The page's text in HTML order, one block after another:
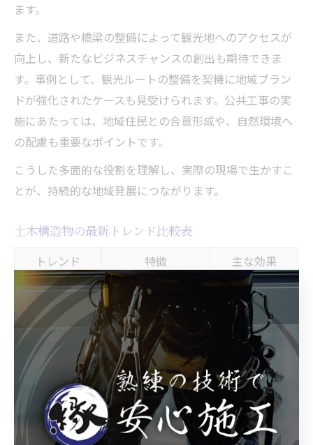
ます。
また、道路や橋梁の整備によって観光地へのアクセスが
向上し、新たなビジネスチャンスの創出も期待できま
す。事例として、観光ルートの整備を契機に地域ブラン
ドが強化されたケースも見受けられます。公共工事の実
施にあたっては、地域住民との合意形成や、自然環境へ
の配慮も重要なポイントです。
こうした多面的な役割を理解し、実際の現場で生かすこ
とが、持続的な地域発展につながります。
土木構造物の最新トレンド比較表
トレンド 特徴
主な効果
高耐久コンク
リート
長寿命・メンテナ
ンスコスト削減
維持管理負担の
軽減
再生資材・エ
コマテリアル
環境への配慮素材
使用
環境負荷低減・
循環型社会
ICT施工管理
情報通信技術の活
用
工期短縮・品質
向上
近年の土木構造物には、耐久性や環境性能を重視した新